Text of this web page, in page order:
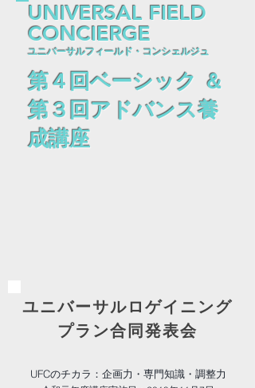
UNIVERSAL FIELD
CONCIERGE
ユニバーサルフィールド・コンシェルジュ
第４回ベーシック ＆
第３回アドバンス養
成講座
ユニバーサルロゲイニング
プラン合同発表会
UFCのチカラ：企画力・専門知識・調整力